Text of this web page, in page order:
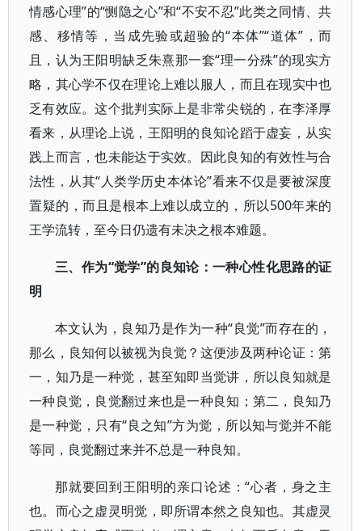
情感心理”的“恻隐之心”和“不安不忍”此类之同情、共
感、移情等，当成先验或超验的“本体”“道体”，而
且，认为王阳明缺乏朱熹那一套“理一分殊”的现实方
略，其心学不仅在理论上难以服人，而且在现实中也
乏有效应。这个批判实际上是非常尖锐的，在李泽厚
看来，从理论上说，王阳明的良知论蹈于虚妄，从实
践上而言，也未能达于实效。因此良知的有效性与合
法性，从其“人类学历史本体论”看来不仅是要被深度
置疑的，而且是根本上难以成立的，所以500年来的
王学流转，至今日仍遗有未决之根本难题。
三、作为“觉学”的良知论：一种心性化思路的证
明
本文认为，良知乃是作为一种“良觉”而存在的，
那么，良知何以被视为良觉？这便涉及两种论证：第
一，知乃是一种觉，甚至知即当觉讲，所以良知就是
一种良觉，良觉翻过来也是一种良知；第二，良知乃
是一种觉，只有“良之知”方为觉，所以知与觉并不能
等同，良觉翻过来并不总是一种良知。
那就要回到王阳明的亲口论述：“心者，身之主
也。而心之虚灵明觉，即所谓本然之良知也。其虚灵